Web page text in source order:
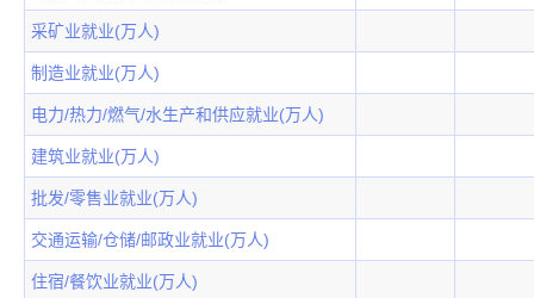
采矿业就业(万人)
制造业就业(万人)
电力/热力/燃气/水生产和供应就业(万人)
建筑业就业(万人)
批发/零售业就业(万人)
交通运输/仓储/邮政业就业(万人)
住宿/餐饮业就业(万人)